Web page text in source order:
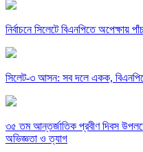
নির্বাচনে সিলেটে বিএনপিতে অপেক্ষায়
সিলেট-৩ আসন: সব দলে একক,
৩৫ তম আন্তর্জাতিক প্রবীণ দিবস
অভিজ্ঞতা ও ত্যাগ